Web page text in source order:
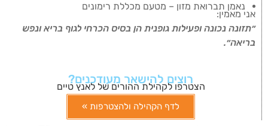
נאמן תברואת מזון – מטעם מכללת רימונים
אני מאמין:
״תזונה נכונה ופעילות גופנית הן בסיס הכרחי לגוף בריא ונפש
בריאה״.
רוצים להישאר מעודכנים?
הצטרפו לקהילת ההורים של לאנץ טיים
לדף הקהילה ולהצטרפות »